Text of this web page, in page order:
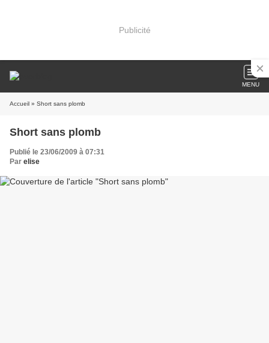
Publicité
MENU
Accueil » Short sans plomb
Short sans plomb
Publié le 23/06/2009 à 07:31
Par elise